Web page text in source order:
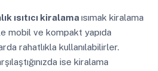
ısıtıcı kiralamaısımak kiralama
mobil ve kompakt yapıda
rahatlıkla kullanılabilirler.
ise kiralama